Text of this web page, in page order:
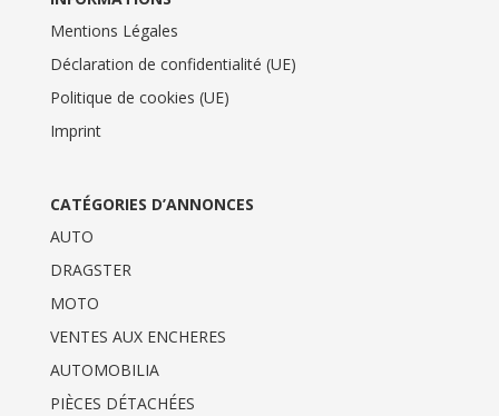
Mentions Légales
Déclaration de confidentialité (UE)
Politique de cookies (UE)
Imprint
CATÉGORIES D’ANNONCES
AUTO
DRAGSTER
MOTO
VENTES AUX ENCHERES
AUTOMOBILIA
PIÈCES DÉTACHÉES